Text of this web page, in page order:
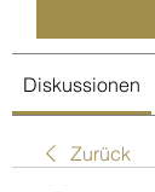
Diskussionen
Zurück